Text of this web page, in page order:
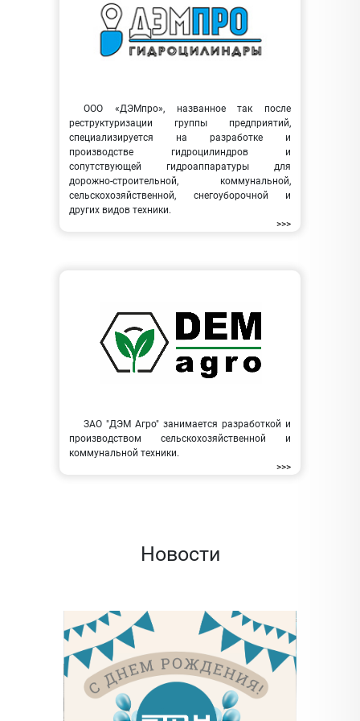
ООО «ДЭМпро», названное так после
реструктуризации группы предприятий,
специализируется на разработке и
производстве гидроцилиндров и
сопутствующей гидроаппаратуры для
дорожно-строительной, коммунальной,
сельскохозяйственной, снегоуборочной и
других видов техники.
>>>
ЗАО "ДЭМ Агро" занимается разработкой и
производством сельскохозяйственной и
коммунальной техники.
>>>
Новости